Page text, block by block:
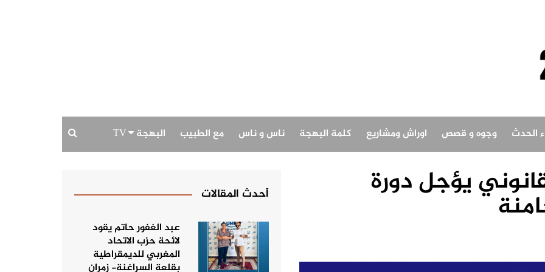
الحدث وجوه و قصص اوراش ومشاريع كلمة البهجة ناس و ناس مع الطبيب البهجة TV
يؤجل دورة أحدث المقالات
عبد الغفور حاتم يقود
لائحة حزب الاتحاد
المغربي للديمقراطية
بقلعة السراغنة- زمران